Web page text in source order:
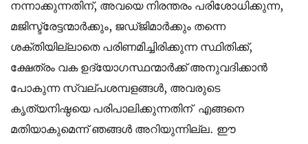
നന്നാക്കുന്നതിന്, അവയെ നിരന്തരം പരിശോധിക്കുന്ന,
മജിസ്ട്രേട്ടന്മാർക്കും, ജഡ്ജിമാർക്കും തന്നെ
ശക്തിയില്ലാതെ പരിണമിച്ചിരിക്കുന്ന സ്ഥിതിക്ക്,
ക്ഷേത്രം വക ഉദ്യോഗസ്ഥന്മാർക്ക് അനുവദിക്കാൻ
പോകുന്ന സ്വല്പശമ്പളങ്ങൾ, അവരുടെ
കൃത്യനിഷ്ഠയെ പരിപാലിക്കുന്നതിന് എങ്ങനെ
മതിയാകുമെന്ന് ഞങ്ങൾ അറിയുന്നില്ല. ഈ